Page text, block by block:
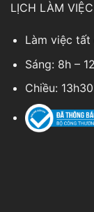
LỊCH LÀM VIỆC
Làm việc
Sáng: 8h –
Chiều: